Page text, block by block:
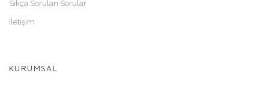
Sıkça Sorulan Sorular
İletişim
KURUMSAL